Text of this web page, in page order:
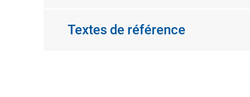
Textes de référence